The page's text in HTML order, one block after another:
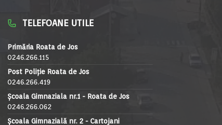
TELEFOANE UTILE
Primăria Roata de Jos
0246.266.115
Post Poliție Roata de Jos
0246.266.419
Școala Gimnaziala nr.1 - Roata de Jos
0246.266.062
Școala Gimnazială nr. 2 - Cartojani